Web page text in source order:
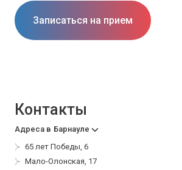
Записаться на прием
Контакты
Адреса в Барнауле
65 лет Победы, 6
Мало-Олонская, 17